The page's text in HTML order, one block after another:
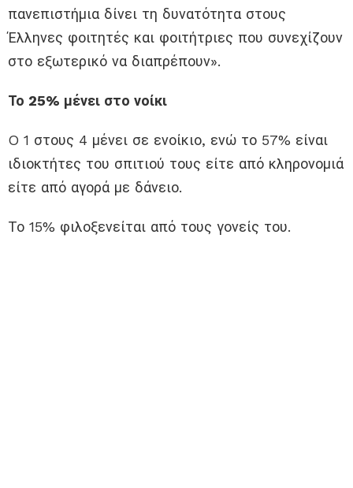
πανεπιστήμια δίνει τη δυνατότητα στους
Έλληνες φοιτητές και φοιτήτριες που συνεχίζουν
στο εξωτερικό να διαπρέπουν».
Το 25% μένει στο νοίκι
O 1 στους 4 μένει σε ενοίκιο, ενώ το 57% είναι
ιδιοκτήτες του σπιτιού τους είτε από κληρονομιά
είτε από αγορά με δάνειο.
Το 15% φιλοξενείται από τους γονείς του.